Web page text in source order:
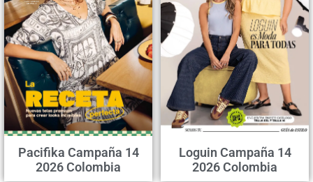
Pacifika Campaña 14
2026 Colombia
Loguin Campaña 14
2026 Colombia